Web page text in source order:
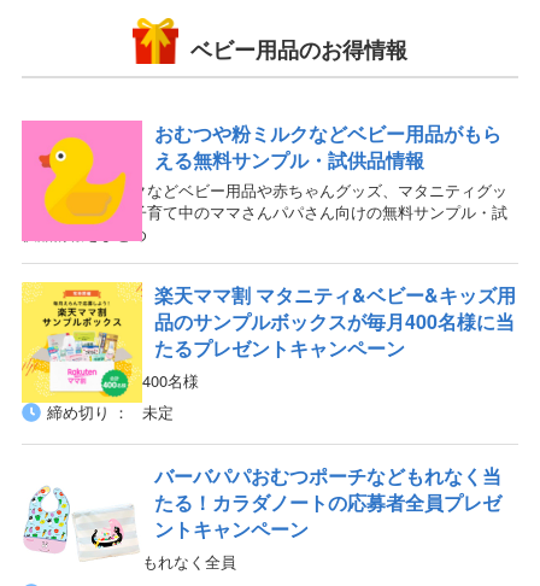
ベビー用品のお得情報
おむつや粉ミルクなどベビー用品がもら
える無料サンプル・試供品情報
おむつや粉ミルクなどベビー用品や赤ちゃんグッズ、マタニティグッ
ズ・妊婦さん・子育て中のママさんパパさん向けの無料サンプル・試
供品情報をまとめ
楽天ママ割 マタニティ&ベビー&キッズ用
品のサンプルボックスが毎月400名様に当
たるプレゼントキャンペーン
当選人数
400名様
締め切り
未定
バーバパパおむつポーチなどもれなく当
たる！カラダノートの応募者全員プレゼ
ントキャンペーン
当選人数
もれなく全員